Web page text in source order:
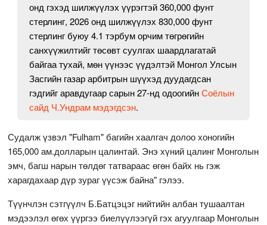
онд гэхэд шилжүүлэх үүрэгтэй 360,000 фунт
стерлинг, 2026 онд шилжүүлэх 830,000 фунт
стерлинг буюу 4.1 тэрбум орчим төгрөгийн
санхүүжилтийг төсөвт суулгах шаардлагатай
байгаа тухай, мөн үүнээс үүдэлтэй Монгол Улсын
Засгийн газар арбитрын шүүхэд дуудагдсан
гэдгийг аравдугаар сарын 27-нд одоогийнСоёлын
сайд Ч.Ундрам мэдэгдсэн.
Судалж үзвэл "Fulham" багийн хаалгач долоо хоногийн
165,000 ам.долларын цалинтай. Энэ хүний цалинг Монголын
эмч, багш нарын төлдөг татвараас өгөн байх нь гэж
харагдахаар дүр зураг үүсэж байна" гэлээ.
Түүнчлэн сэтгүүлч Б.Батцэцэг нийтийн албан тушаалтан
мэдээлэл өгөх үүргээ биелүүлээгүй гэх агуулгаар Монголын